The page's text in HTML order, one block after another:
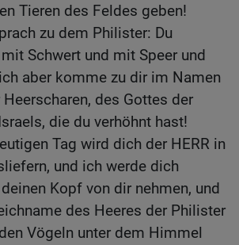
Tieren des Feldes geben!
zu dem Philister: Du
Schwert und mit Speer und
aber komme zu dir im Namen
Heerscharen, des Gottes der
die du verhöhnt hast!
Tag wird dich der HERR in
und ich werde dich
Kopf von dir nehmen, und
des Heeres der Philister
Vögeln unter dem Himmel